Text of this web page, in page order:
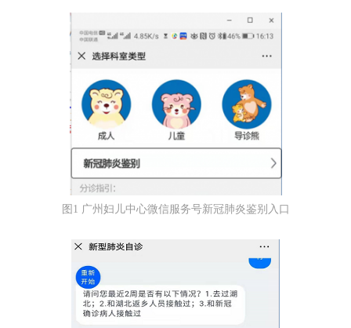
图1 广州妇儿中心微信服务号新冠肺炎鉴别入口